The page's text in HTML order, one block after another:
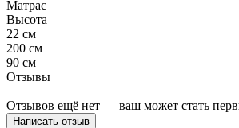
Матрас
Высота
22 см
200 см
90 см
Отзывы
Отзывов ещё нет — ваш может стать
Написать отзыв